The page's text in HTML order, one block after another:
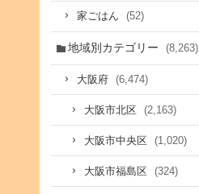
家ごはん (52)
地域別カテゴリー (8,263)
大阪府 (6,474)
大阪市北区 (2,163)
大阪市中央区 (1,020)
大阪市福島区 (324)